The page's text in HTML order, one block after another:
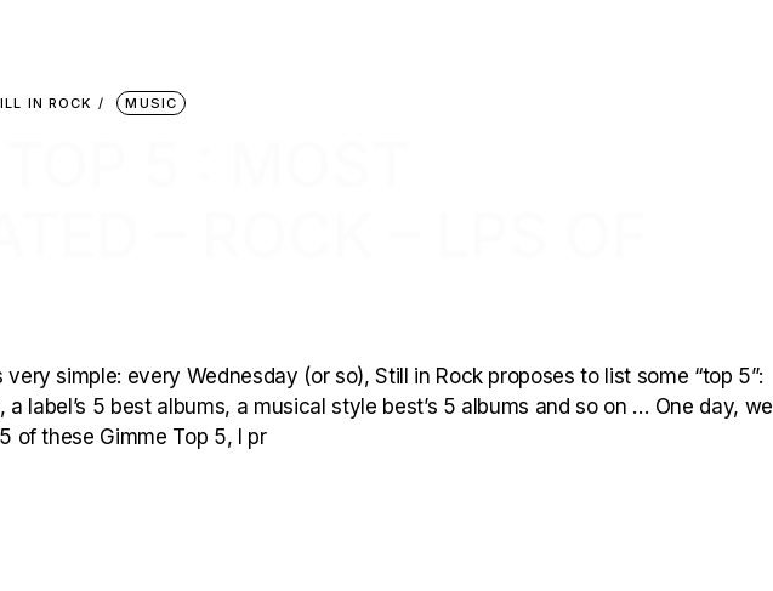
IN ROCK MUSIC
simple: every Wednesday (or so), Still in Rock proposes to list some “top 5”:
a label’s 5 best albums, a musical style best’s 5 albums and so on … One day, we
of these Gimme Top 5, I pr